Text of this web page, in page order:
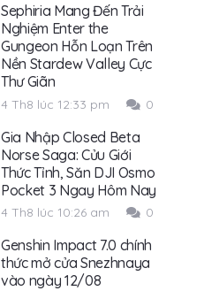
Sephiria Mang Đến Trải
Nghiệm Enter the
Gungeon Hỗn Loạn Trên
Nền Stardew Valley Cực
Thư Giãn
4 Th8 lúc 12:33 pm 0
Gia Nhập Closed Beta
Norse Saga: Cửu Giới
Thức Tỉnh, Săn DJI Osmo
Pocket 3 Ngay Hôm Nay
4 Th8 lúc 10:26 am 0
Genshin Impact 7.0 chính
thức mở cửa Snezhnaya
vào ngày 12/08